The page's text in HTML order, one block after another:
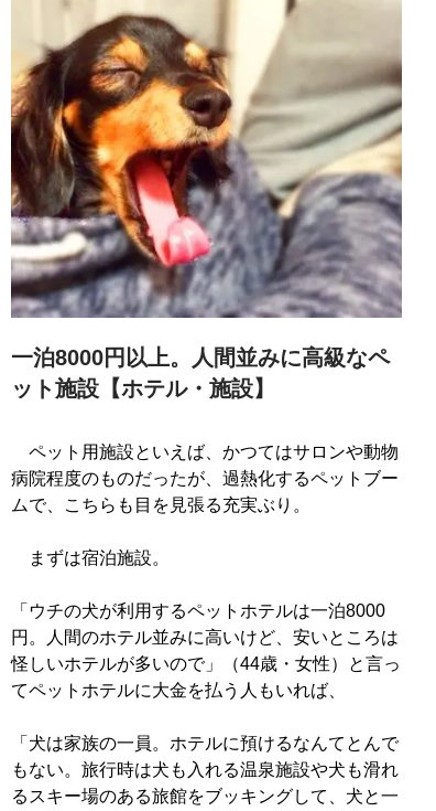
一泊8000円以上。人間並みに高級なペ
ット施設【ホテル・施設】
ペット用施設といえば、かつてはサロンや動物
病院程度のものだったが、過熱化するペットブー
ムで、こちらも目を見張る充実ぶり。
まずは宿泊施設。
「ウチの犬が利用するペットホテルは一泊8000
円。人間のホテル並みに高いけど、安いところは
怪しいホテルが多いので」（44歳・女性）と言っ
てペットホテルに大金を払う人もいれば、
「犬は家族の一員。ホテルに預けるなんてとんで
もない。旅行時は犬も入れる温泉施設や犬も滑れ
るスキー場のある旅館をブッキングして、犬と一